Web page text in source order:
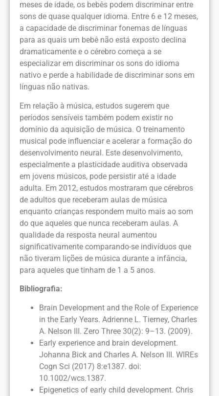
meses de idade, os bebês podem discriminar entre
sons de quase qualquer idioma. Entre 6 e 12 meses,
a capacidade de discriminar fonemas de línguas
para as quais um bebê não está exposto declina
dramaticamente e o cérebro começa a se
especializar em discriminar os sons do idioma
nativo e perde a habilidade de discriminar sons em
línguas não nativas.
Em relação à música, estudos sugerem que
períodos sensíveis também podem existir no
domínio da aquisição de música. O treinamento
musical pode influenciar e acelerar a formação do
desenvolvimento neural. Este desenvolvimento,
especialmente a plasticidade auditiva observada
em jovens músicos, pode persistir até a idade
adulta. Em 2012, estudos mostraram que cérebros
de adultos que receberam aulas de música
enquanto crianças respondem muito mais ao som
do que aqueles que nunca receberam aulas. A
qualidade da resposta neural aumentou
significativamente comparando-se indivíduos que
não tiveram lições de música durante a infância,
para aqueles que tinham de 1 a 5 anos.
Bibliografia:
Brain Development and the Role of Experience
in the Early Years. Adrienne L. Tierney, Charles
A. Nelson III. Zero Three 30(2): 9–13. (2009).
Early experience and brain development.
Johanna Bick and Charles A. Nelson III. WIREs
Cogn Sci (2017) 8:e1387. doi:
10.1002/wcs.1387.
Epigenetics of early child development. Chris